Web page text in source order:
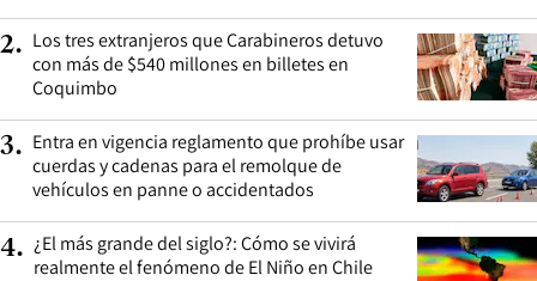
2. Los tres extranjeros que Carabineros detuvo
con más de $540 millones en billetes en
Coquimbo
3. Entra en vigencia reglamento que prohíbe usar
cuerdas y cadenas para el remolque de
vehículos en panne o accidentados
4. ¿El más grande del siglo?: Cómo se vivirá
realmente el fenómeno de El Niño en Chile